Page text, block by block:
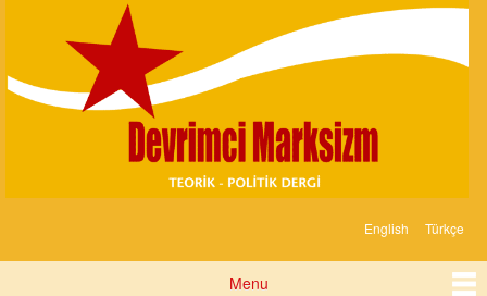
content
Marksizm
English Türkçe
Menu